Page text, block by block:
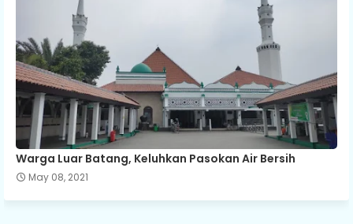
Warga Luar Batang, Keluhkan Pasokan Air Bersih
May 08, 2021